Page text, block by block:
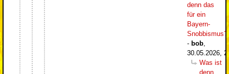
denn das
für ein
Bayern-
- bob
30.05.2026,
Was ist
denn